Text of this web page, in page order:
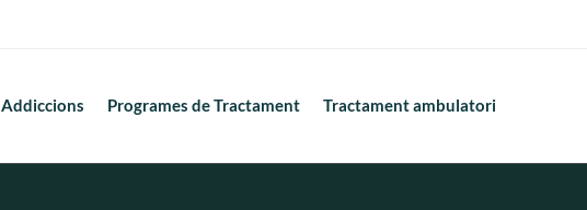
Addiccions Programes de Tractament Tractament ambulatori